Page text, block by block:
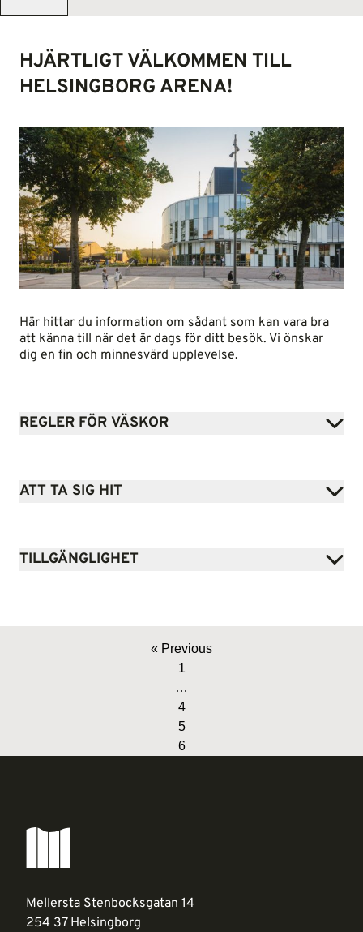
HJÄRTLIGT VÄLKOMMEN TILL
HELSINGBORG ARENA!
Här hittar du information om sådant som kan vara bra
att känna till när det är dags för ditt besök. Vi önskar
dig en fin och minnesvärd upplevelse.
REGLER FÖR VÄSKOR
ATT TA SIG HIT
TILLGÄNGLIGHET
« Previous
1
…
4
5
6
Mellersta Stenbocksgatan 14
254 37 Helsingborg